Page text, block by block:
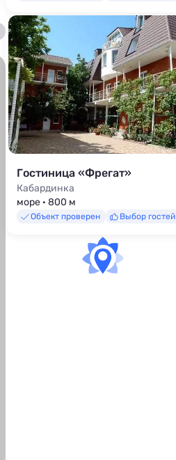
Гостиница «Фрегат»
Кабардинка
море · 800 м
Объект проверен Выбор гостей